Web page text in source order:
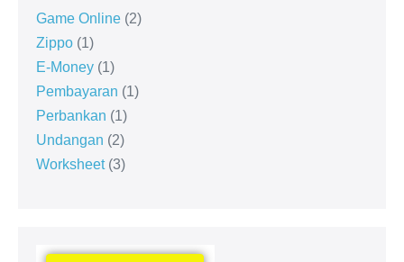
Game Online 2
Zippo 1
E-Money 1
Pembayaran
1
Perbankan
1
Undangan
2
Worksheet 3